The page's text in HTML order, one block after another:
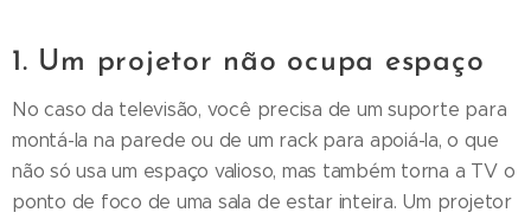
1. Um projetor não ocupa espaço
No caso da televisão, você precisa de um suporte para
montá-la na parede ou de um rack para apoiá-la, o que
não só usa um espaço valioso, mas também torna a TV o
ponto de foco de uma sala de estar inteira. Um projetor